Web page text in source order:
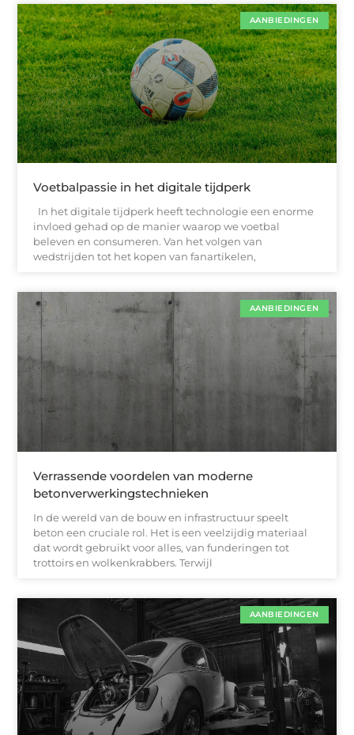
AANBIEDINGEN
Voetbalpassie in het digitale tijdperk
In het digitale tijdperk heeft technologie een enorme
invloed gehad op de manier waarop we voetbal
beleven en consumeren. Van het volgen van
wedstrijden tot het kopen van fanartikelen,
AANBIEDINGEN
Verrassende voordelen van moderne
betonverwerkingstechnieken
In de wereld van de bouw en infrastructuur speelt
beton een cruciale rol. Het is een veelzijdig materiaal
dat wordt gebruikt voor alles, van funderingen tot
trottoirs en wolkenkrabbers. Terwijl
AANBIEDINGEN